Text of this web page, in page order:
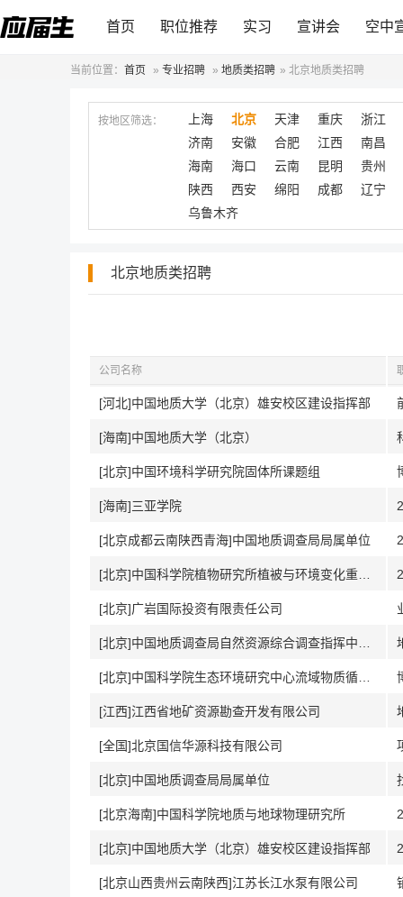
首页 职位推荐 实习 宣讲会 空中
当前位置： 首页 » 专业招聘 » 地质类招聘 » 北京地质类招聘
按地区筛选： 上海 北京 天津 重庆
浙江
济南
安徽 合肥 江西
南昌
海南
海口 云南 昆明
贵州
陕西
西安 绵阳 成都
辽宁
乌鲁木齐
北京地质类招聘
公司名称
[河北]中国地质大学（北京）雄安校区建设指挥部
[海南]中国地质大学（北京）
[北京]中国环境科学研究院固体所课题组
[海南]三亚学院
[北京成都云南陕西青海]中国地质调查局局属单位
[北京]广岩国际投资有限责任公司
[江西]江西省地矿资源勘查开发有限公司
[全国]北京国信华源科技有限公司
[北京]中国地质调查局局属单位
[北京海南]中国科学院地质与地球物理研究所
[北京]中国地质大学（北京）雄安校区建设指挥部
[北京山西贵州云南陕西]江苏长江水泵有限公司